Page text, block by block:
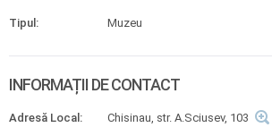
Tipul: Muzeu
INFORMAȚII DE CONTACT
Adresă Local: Chisinau, str. A.Sciusev, 103